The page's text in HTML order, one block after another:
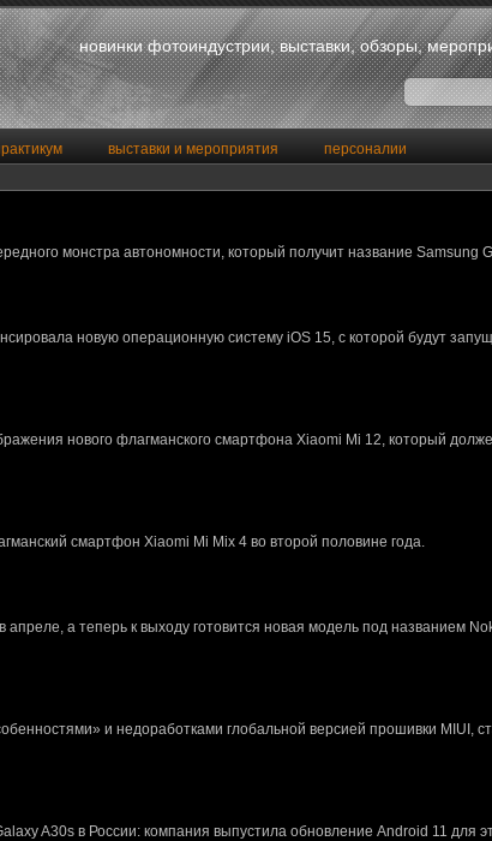
новинки фотоиндустрии, выставки, обзоры,
выставки и мероприятия персоналии
монстра автономности, который получит название Samsung
новую операционную систему iOS 15, с которой будут
нового флагманского смартфона Xiaomi Mi 12, который
смартфон Xiaomi Mi Mix 4 во второй половине года.
а теперь к выходу готовится новая модель под названием
и недоработками глобальной версией прошивки MIUI,
A30s в России: компания выпустила обновление Android 11 для